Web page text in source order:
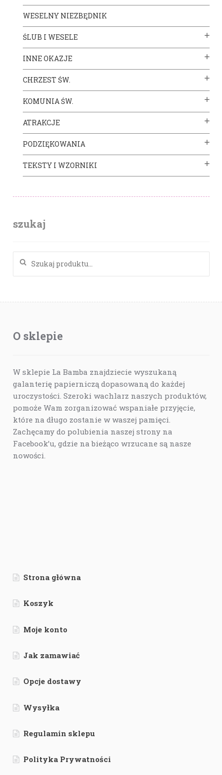
WESELNY NIEZBĘDNIK
ŚLUB I WESELE
INNE OKAZJE
CHRZEST ŚW.
KOMUNIA ŚW.
ATRAKCJE
PODZIĘKOWANIA
TEKSTY I WZORNIKI
szukaj
Szukaj:
O sklepie
W sklepie La Bamba znajdziecie wyszukaną
galanterię papierniczą dopasowaną do każdej
uroczystości. Szeroki wachlarz naszych produktów,
pomoże Wam zorganizować wspaniałe przyjęcie,
które na długo zostanie w waszej pamięci.
Zachęcamy do polubienia naszej strony na
Facebook’u, gdzie na bieżąco wrzucane są nasze
nowości.
Strona główna
Koszyk
Moje konto
Jak zamawiać
Opcje dostawy
Wysyłka
Regulamin sklepu
Polityka Prywatności